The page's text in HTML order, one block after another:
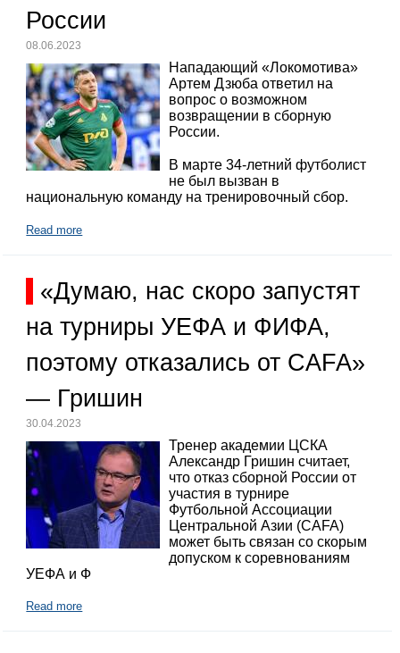
России
08.06.2023
Нападающий «Локомотива»
Артем Дзюба ответил на
вопрос о возможном
возвращении в сборную
России.
В марте 34-летний футболист
не был вызван в
национальную команду на тренировочный сбор.
Read more
«Думаю, нас скоро запустят
на турниры УЕФА и ФИФА,
поэтому отказались от CAFA»
— Гришин
30.04.2023
Тренер академии ЦСКА
Александр Гришин считает,
что отказ сборной России от
участия в турнире
Футбольной Ассоциации
Центральной Азии (CAFA)
может быть связан со скорым
допуском к соревнованиям
УЕФА и Ф
Read more